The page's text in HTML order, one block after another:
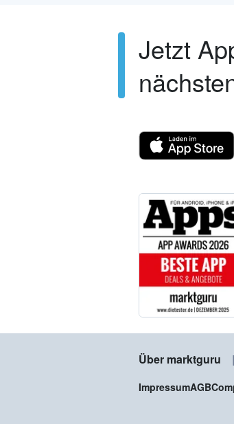
Jetzt
Über marktguru
ImpressumAGB